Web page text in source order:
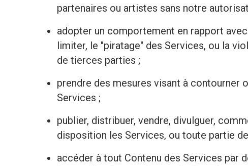
partenaires ou artistes sans notre
adopter un comportement en rapport
limiter, le "piratage" des Services, ou la
de tierces parties ;
prendre des mesures visant à contourner
Services ;
publier, distribuer, vendre, divulguer,
disposition les Services, ou toute partie
accéder à tout Contenu des Services par